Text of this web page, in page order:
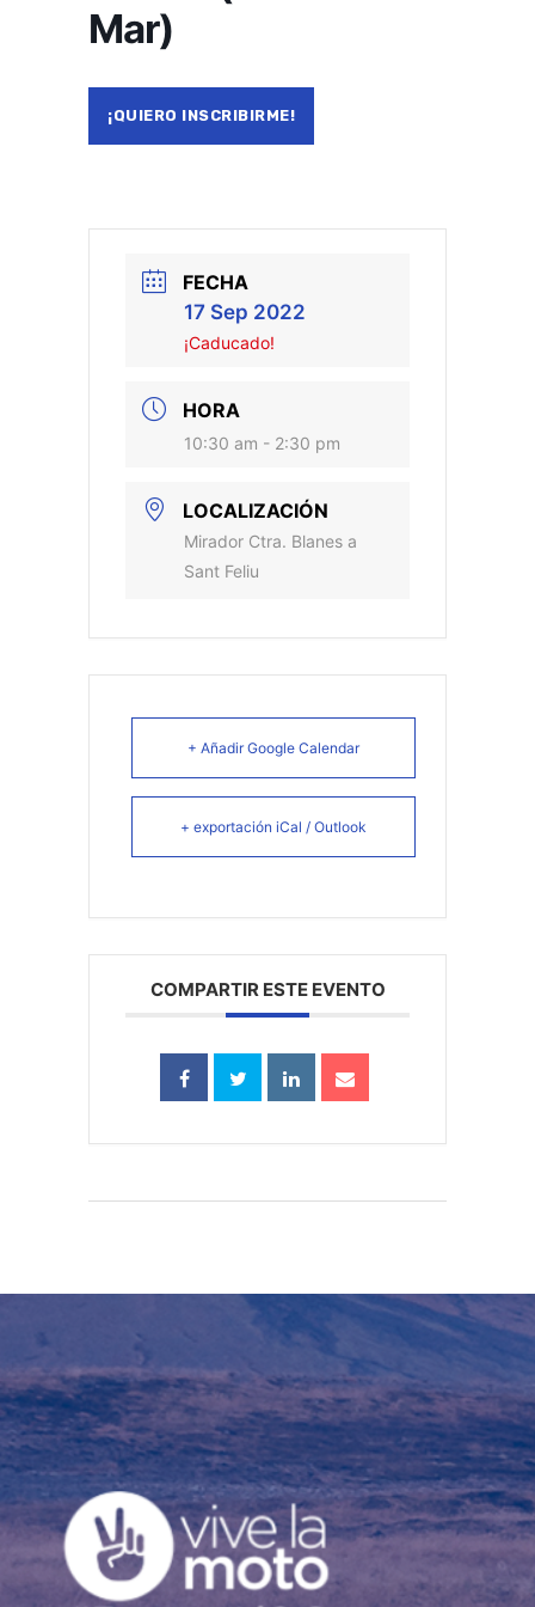
Mar)
¡QUIERO INSCRIBIRME!
FECHA
17 Sep 2022
¡Caducado!
HORA
10:30 am - 2:30 pm
LOCALIZACIÓN
Mirador Ctra. Blanes a
Sant Feliu
+ Añadir Google Calendar
+ exportación iCal / Outlook
COMPARTIR ESTE EVENTO